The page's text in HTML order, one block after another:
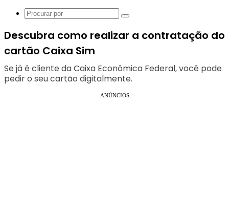
Procurar
Descubra como realizar a contratação do
cartão Caixa Sim
Se já é cliente da Caixa Econômica Federal, você pode
pedir o seu cartão digitalmente.
ANÚNCIOS